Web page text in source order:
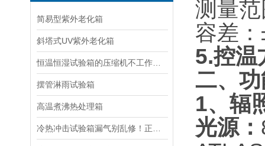
简易型紫外老化箱
斜塔式UV紫外老化箱
摆管淋雨试验箱
高温煮沸热处理箱
测量
容差
5.控温
二、
1、辐
光源：